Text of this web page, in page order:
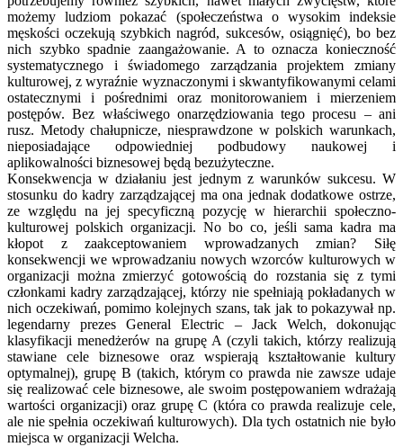
możemy ludziom pokazać (społeczeństwa o wysokim indeksie
męskości oczekują szybkich nagród, sukcesów, osiągnięć), bo bez
nich szybko spadnie zaangażowanie. A to oznacza konieczność
systematycznego i świadomego zarządzania projektem zmiany
kulturowej, z wyraźnie wyznaczonymi i skwantyfikowanymi celami
ostatecznymi i pośrednimi oraz monitorowaniem i mierzeniem
postępów. Bez właściwego onarzędziowania tego procesu – ani
rusz. Metody chałupnicze, niesprawdzone w polskich warunkach,
nieposiadające odpowiedniej podbudowy naukowej i
aplikowalności biznesowej będą bezużyteczne.
Konsekwencja w działaniu jest jednym z warunków sukcesu. W
stosunku do kadry zarządzającej ma ona jednak dodatkowe ostrze,
ze względu na jej specyficzną pozycję w hierarchii społeczno-
kulturowej polskich organizacji. No bo co, jeśli sama kadra ma
kłopot z zaakceptowaniem wprowadzanych zmian? Siłę
konsekwencji we wprowadzaniu nowych wzorców kulturowych w
organizacji można zmierzyć gotowością do rozstania się z tymi
członkami kadry zarządzającej, którzy nie spełniają pokładanych w
nich oczekiwań, pomimo kolejnych szans, tak jak to pokazywał np.
legendarny prezes General Electric – Jack Welch, dokonując
klasyfikacji menedżerów na grupę A (czyli takich, którzy realizują
stawiane cele biznesowe oraz wspierają kształtowanie kultury
optymalnej), grupę B (takich, którym co prawda nie zawsze udaje
się realizować cele biznesowe, ale swoim postępowaniem wdrażają
wartości organizacji) oraz grupę C (która co prawda realizuje cele,
ale nie spełnia oczekiwań kulturowych). Dla tych ostatnich nie było
miejsca w organizacji Welcha.